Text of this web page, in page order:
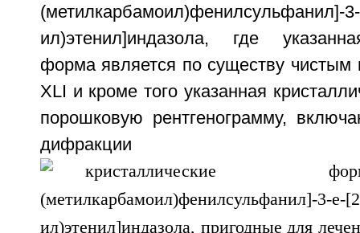
(метилкарбамоил)фенилсульфанил]-
ил)этенил]индазола, где
форма является по существу
XLI и кроме того указанная
порошковую рентгенограмму,